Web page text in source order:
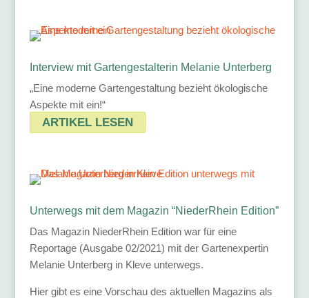
Interview mit Gartengestalterin Melanie Unterberg
„Eine moderne Gartengestaltung bezieht ökologische
Aspekte mit ein!“
ARTIKEL LESEN
Unterwegs mit dem Magazin “NiederRhein Edition”
Das Magazin NiederRhein Edition war für eine
Reportage (Ausgabe 02/2021) mit der Gartenexpertin
Melanie Unterberg in Kleve unterwegs.
Hier gibt es eine Vorschau des aktuellen Magazins als